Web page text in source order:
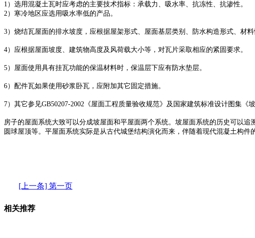
1）选用混凝土瓦时应考虑的主要技术指标：承载力、吸水率、抗冻性、抗渗性。
2）寒冷地区应选用吸水率低的产品。
3）烧结瓦屋面的排水坡度，应根据屋架形式、屋面基层类别、防水构造形式、材
4）应根据屋面坡度、建筑物高度及风荷载大小等，对瓦片采取相应的紧固要求。
5）屋面使用具有挂瓦功能的保温材料时，保温层下应有防水垫层。
6）配件瓦如果使用砂浆卧瓦，应附加其它固定措施。
7）其它参见GB50207-2002《屋面工程质量验收规范》及国家建筑标准设计图集《坡
房子的屋面系统大致可以分成坡屋面和平屋面两个系统。坡屋面系统的历史可以
圆球屋顶等。平屋面系统实际是从古代城堡结构演化而来，伴随着现代混凝土构件
[上一条] 第一页
相关推荐